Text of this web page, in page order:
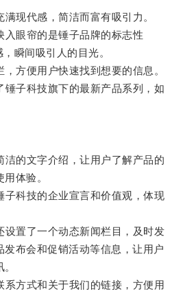
现代感，简洁而富有吸引力。
眼帘的是锤子品牌的标志性
瞬间吸引人的目光。
方便用户快速找到想要的信息。
子科技旗下的最新产品系列，如
的文字介绍，让用户了解产品的
体验。
科技的企业宣言和价值观，体现
置了一个动态新闻栏目，及时发
发布会和促销活动等信息，让用户
方式和关于我们的链接，方便用